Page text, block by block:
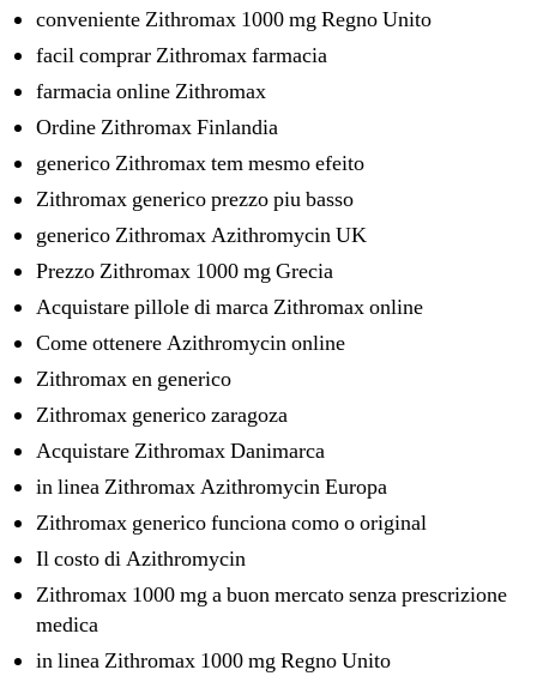
conveniente Zithromax 1000 mg Regno Unito
facil comprar Zithromax farmacia
farmacia online Zithromax
Ordine Zithromax Finlandia
generico Zithromax tem mesmo efeito
Zithromax generico prezzo piu basso
generico Zithromax Azithromycin UK
Prezzo Zithromax 1000 mg Grecia
Acquistare pillole di marca Zithromax online
Come ottenere Azithromycin online
Zithromax en generico
Zithromax generico zaragoza
Acquistare Zithromax Danimarca
in linea Zithromax Azithromycin Europa
Zithromax generico funciona como o original
Il costo di Azithromycin
Zithromax 1000 mg a buon mercato senza prescrizione
medica
in linea Zithromax 1000 mg Regno Unito